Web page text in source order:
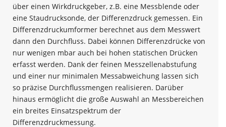
über einen Wirkdruckgeber, z.B. eine Messblende oder
eine Staudrucksonde, der Differenzdruck gemessen. Ein
Differenzdruckumformer berechnet aus dem Messwert
dann den Durchfluss. Dabei können Differenzdrücke von
nur wenigen mbar auch bei hohen statischen Drücken
erfasst werden. Dank der feinen Messzellenabstufung
und einer nur minimalen Messabweichung lassen sich
so präzise Durchflussmengen realisieren. Darüber
hinaus ermöglicht die große Auswahl an Messbereichen
ein breites Einsatzspektrum der
Differenzdruckmessung.